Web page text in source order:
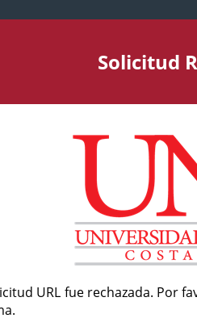
Solicitud
URL fue rechazada. Por